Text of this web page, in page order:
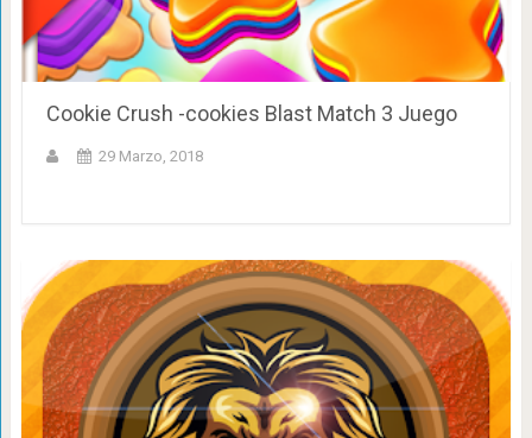
Cookie Crush -cookies Blast Match 3 Juego
29 Marzo, 2018